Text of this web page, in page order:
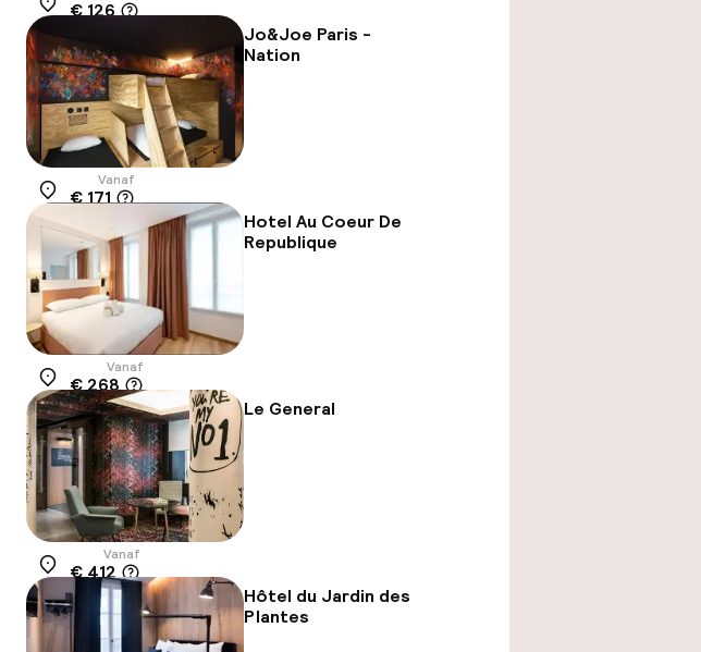
Locatie
€ 126
Jo&Joe Paris -
Nation
Locatie
Vanaf
€ 171
Hotel Au Coeur De
Republique
Locatie
Vanaf
€ 268
Le General
Locatie
Vanaf
€ 412
Hôtel du Jardin des
Plantes